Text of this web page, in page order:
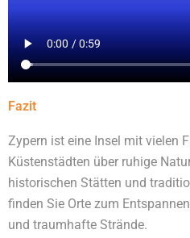
Fazit
Zypern ist eine Insel mit vielen
Küstenstädten über ruhige
historischen Stätten und
finden Sie Orte zum
und traumhafte Strände.